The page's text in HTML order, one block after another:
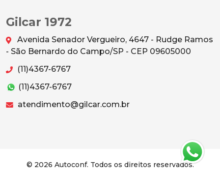
Gilcar 1972
Avenida Senador Vergueiro, 4647 - Rudge Ramos
- São Bernardo do Campo/SP - CEP 09605000
(11)4367-6767
(11)4367-6767
atendimento@gilcar.com.br
© 2026 Autoconf. Todos os direitos reservados.